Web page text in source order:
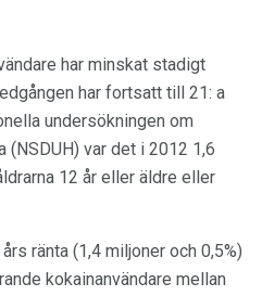
har minskat stadigt
har fortsatt till 21: a
undersökningen om
(NSDUH) var det i 2012 1,6
12 år eller äldre eller
ränta (1,4 miljoner och 0,5%)
kokainanvändare mellan